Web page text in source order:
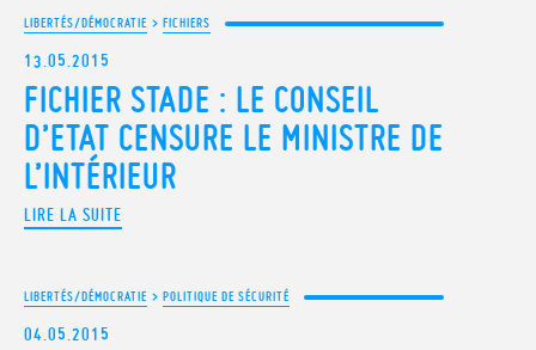
LIBERTÉS/DÉMOCRATIE > FICHIERS
13.05.2015
FICHIER STADE : LE CONSEIL
D’ETAT CENSURE LE MINISTRE DE
L’INTÉRIEUR
LIRE LA SUITE
LIBERTÉS/DÉMOCRATIE > POLITIQUE DE SÉCURITÉ
04.05.2015